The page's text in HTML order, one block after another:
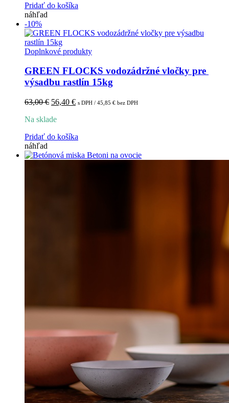
Pridať do košíka
náhľad
-10%
Doplnkové produkty
GREEN FLOCKS vodozádržné vločky pre
výsadbu rastlín 15kg
63,00€ Pôvodná
bola:
56,40 €Aktuálna
s DPH / 45,85 € bez DPH
Na sklade
Pridať do košíka
náhľad